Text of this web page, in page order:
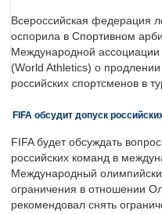
Всероссийская федерация
оспорила в Спортивном
Международной ассоциации
(World Athletics) о продлении
российских спортсменов в
FIFA обсудит допуск
FIFA будет обсуждать
российских команд в
Международный
ограничения в отношении
рекомендовал снять